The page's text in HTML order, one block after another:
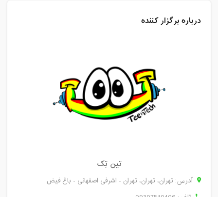
درباره برگزار کننده
تین تِک
آدرس: تهران، تهران، تهران - اشرفی اصفهانی - باغ فیض